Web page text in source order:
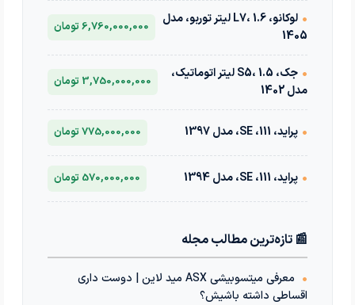
•
لوکانو، L7، 1.6 لیتر توربو، مدل
1405
6,760,000,000 تومان
•
جک، S5، 1.5 لیتر اتوماتیک،
مدل 1402
3,750,000,000 تومان
• پراید، 111، SE، مدل 1397 775,000,000 تومان
• پراید، 111، SE، مدل 1394 570,000,000 تومان
📰 تازه‌ترین مطالب مجله
•
معرفی میتسوبیشی ASX مید لاین | دوست داری
اقساطی داشته باشیش؟